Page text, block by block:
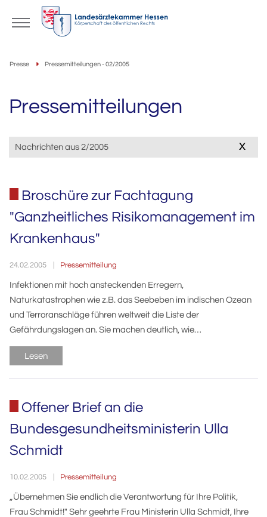
Presse Pressemitteilungen - 02/2005
Pressemitteilungen
Nachrichten aus 2/2005 x
Broschüre zur Fachtagung
"Ganzheitliches Risikomanagement im
Krankenhaus"
24.02.2005 Pressemitteilung
Infektionen mit hoch ansteckenden Erregern,
Naturkatastrophen wie z.B. das Seebeben im indischen Ozean
und Terroranschläge führen weltweit die Liste der
Gefährdungslagen an. Sie machen deutlich, wie…
Lesen
Offener Brief an die
Bundesgesundheitsministerin Ulla
Schmidt
10.02.2005 Pressemitteilung
„Übernehmen Sie endlich die Verantwortung für Ihre Politik,
Frau Schmidt!" Sehr geehrte Frau Ministerin Ulla Schmidt, Ihre